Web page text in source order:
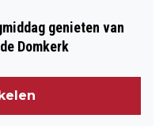
genieten van
Domkerk